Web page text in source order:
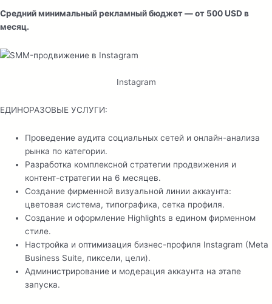
Средний минимальный рекламный бюджет — от 500 USD в
месяц.
Instagram
ЕДИНОРАЗОВЫЕ УСЛУГИ:
Проведение аудита социальных сетей и онлайн-анализа
рынка по категории.
Разработка комплексной стратегии продвижения и
контент-стратегии на 6 месяцев.
Создание фирменной визуальной линии аккаунта:
цветовая система, типографика, сетка профиля.
Создание и оформление Highlights в едином фирменном
стиле.
Настройка и оптимизация бизнес-профиля Instagram (Meta
Business Suite, пиксели, цели).
Администрирование и модерация аккаунта на этапе
запуска.